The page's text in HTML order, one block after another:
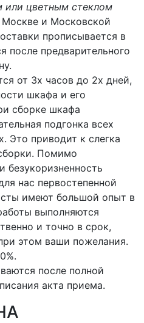
или цветным стеклом
Москве и Московской
прописывается в
после предварительного
от 3х часов до 2х дней,
шкафа и его
сборке шкафа
подгонка всех
Это приводит к слегка
Помимо
безукоризненность
нас первостепенной
имеют большой опыт в
выполняются
и точно в срок,
этом ваши пожелания.
после полной
акта приема.